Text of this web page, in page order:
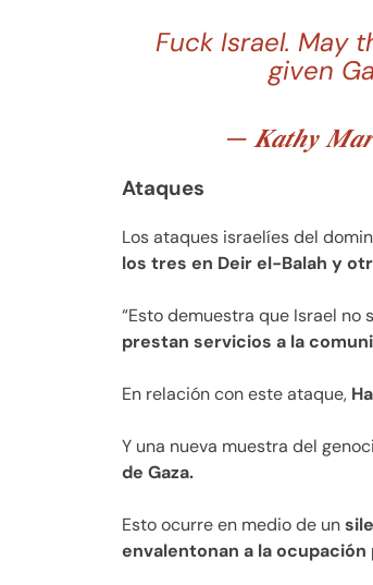
Fuck Israel. May
given
— 𝑲𝒂𝒕𝒉𝒚
Ataques
Los ataques israelíes del
los tres en Deir el-Balah y
“Esto demuestra que Israel no
prestan servicios a la
En relación con este ataque,
Y una nueva muestra del
de Gaza.
Esto ocurre en medio de un
envalentonan a la